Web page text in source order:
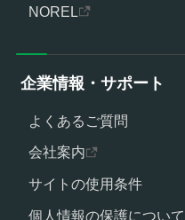
NOREL
企業情報・サポート
よくあるご質問
会社案内
サイトの使用条件
個人情報の保護について